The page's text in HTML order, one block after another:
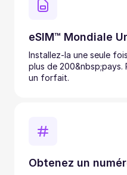
eSIM™ Mondiale
Installez-la une seule
plus de 200&nbsp;pays.
un forfait.
Obtenez un